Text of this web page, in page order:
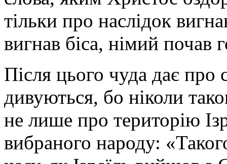
тільки про наслідок
вигнав біса, німий
Після цього чуда дає про
дивуються, бо ніколи
не лише про територію
вибраного народу: